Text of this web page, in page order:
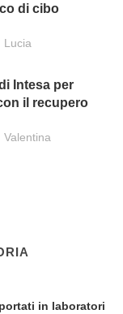
di cibo
Lucia
Intesa per
il recupero
Valentina
in laboratori